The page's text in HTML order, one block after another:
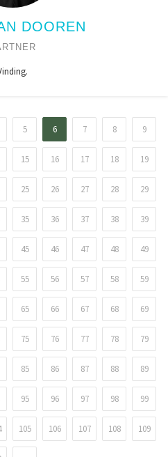
DOOREN
5 6 7 8 9
15 16 17 18 19
25 26 27 28 29
35 36 37 38 39
45 46 47 48 49
55 56 57 58 59
65 66 67 68 69
75 76 77 78 79
85 86 87 88 89
95 96 97 98 99
105 106 107 108 109